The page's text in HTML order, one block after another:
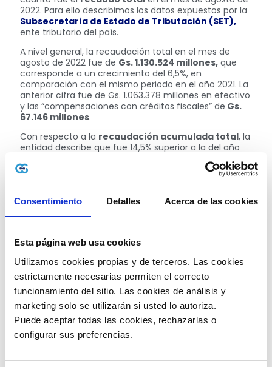
Consentimiento Detalles Acerca de las cookies
Esta página web usa cookies
Utilizamos cookies propias y de terceros. Las cookies
estrictamente necesarias permiten el correcto
funcionamiento del sitio. Las cookies de análisis y
marketing solo se utilizarán si usted lo autoriza.
Puede aceptar todas las cookies, rechazarlas o
configurar sus preferencias.
2022. Para ello describimos los datos expuestos por la
Subsecretaría de Estado de Tributación (SET),
ente tributario del país.
A nivel general, la recaudación total en el mes de
agosto de 2022 fue de Gs. 1.130.524 millones, que
corresponde a un crecimiento del 6,5%, en
comparación con el mismo periodo en el año 2021. La
anterior cifra fue de Gs. 1.063.378 millones en efectivo
y las “compensaciones con créditos fiscales” de Gs.
67.146 millones.
Con respecto a la recaudación acumulada total, la
entidad describe que fue 14,5% superior a la del año
enero al 31 de agosto, fue de
Gs. 11.154.747 millonesy
impuestos recaudados al mes de agosto más